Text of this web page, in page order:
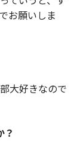
お願いしま
大好きなので
？